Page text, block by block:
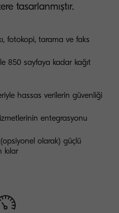
tasarlanmıştır.
fotokopi, tarama ve faks
850 sayfaya kadar kağıt
hassas verilerin güvenliği
entegrasyonu
olarak) güçlü
kılar